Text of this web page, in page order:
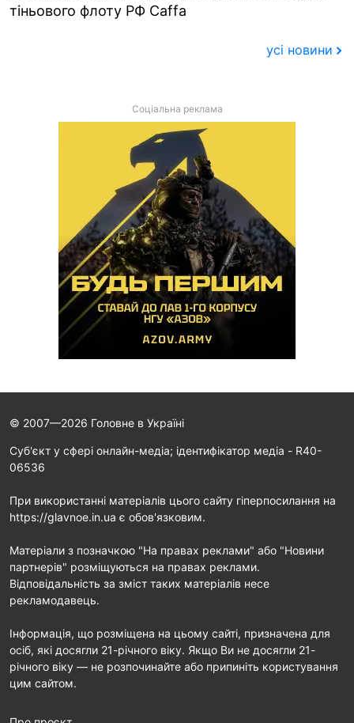
тіньового флоту РФ Caffa
усі новини
Соціальна реклама
© 2007—2026 Головне в Україні
Cуб'єкт у сфері онлайн-медіа; ідентифікатор медіа - R40-
06536
При використанні матеріалів цього сайту гіперпосилання на
https://glavnoe.in.ua є обов'язковим.
Матеріали з позначкою "На правах реклами" або "Новини
партнерів" розміщуються на правах реклами.
Відповідальність за зміст таких матеріалів несе
рекламодавець.
Інформація, що розміщена на цьому сайті, призначена для
осіб, які досягли 21-річного віку. Якщо Ви не досягли 21-
річного віку — не розпочинайте або припиніть користування
цим сайтом.